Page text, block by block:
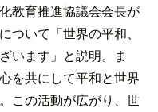
教育推進協議会会長が
ついて「世界の平和、
います」と説明。ま
を共にして平和と世界
この活動が広がり、世